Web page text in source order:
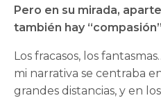
Pero en su mirada,
también hay
Los fracasos, los
mi narrativa se centraba
grandes distancias, y en